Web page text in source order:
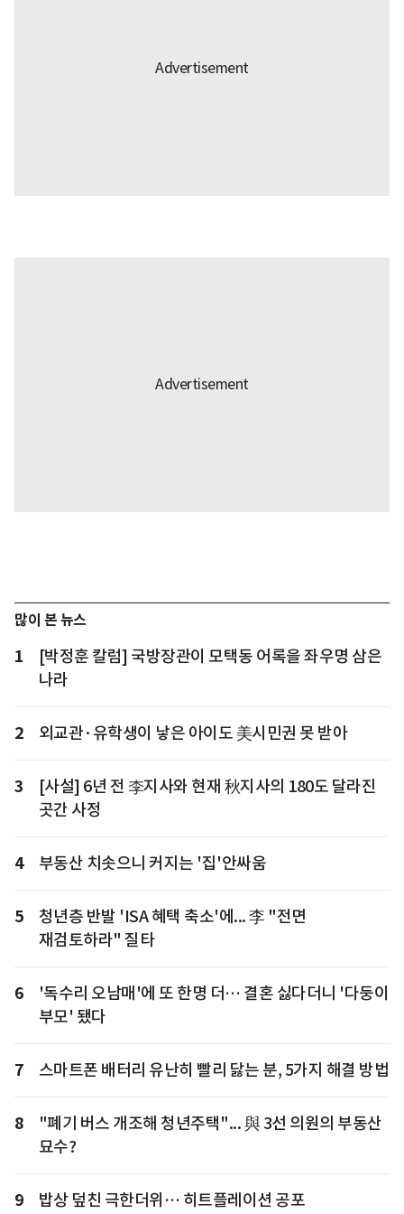
많이 본 뉴스
1
[박정훈 칼럼] 국방장관이 모택동 어록을 좌우명 삼은
나라
2 외교관·유학생이 낳은 아이도 美시민권 못 받아
3
[사설] 6년 전 李지사와 현재 秋지사의 180도 달라진
곳간 사정
4 부동산 치솟으니 커지는 '집'안싸움
5
청년층 반발 'ISA 혜택 축소'에... 李 "전면
재검토하라" 질타
6
'독수리 오남매'에 또 한명 더… 결혼 싫다더니 '다둥이
부모' 됐다
7 스마트폰 배터리 유난히 빨리 닳는 분, 5가지 해결 방법
8
"폐기 버스 개조해 청년주택"... 與 3선 의원의 부동산
묘수?
9 밥상 덮친 극한더위… 히트플레이션 공포